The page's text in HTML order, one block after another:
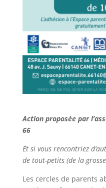
Action proposée par
66
Et si vous rencontriez
de tout-petits (de la
Les cercles de parents